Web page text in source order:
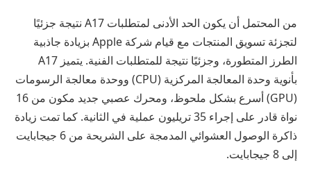
من المحتمل أن يكون الحد الأدنى لمتطلبات A17 نتيجة جزئيًا
لتجزئة تسويق المنتجات مع قيام شركة Apple بزيادة جاذبية
الطرز المتطورة، وجزئيًا نتيجة للمتطلبات الفنية. يتميز A17
بأنوية وحدة المعالجة المركزية (CPU) ووحدة معالجة الرسومات
(GPU) أسرع بشكل ملحوظ، ومحرك عصبي جديد مكون من 16
نواة قادر على إجراء 35 تريليون عملية في الثانية. كما تمت زيادة
ذاكرة الوصول العشوائي المدمجة على الشريحة من 6 جيجابايت
إلى 8 جيجابايت.